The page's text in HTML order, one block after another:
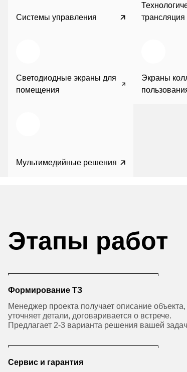
Системы управления
трансляция
Светодиодные экраны для
помещения
Экраны
Мультимедийные решения
Этапы работ
Формирование ТЗ
Менеджер проекта получает описание объекта,
уточняет детали, договаривается о встрече.
Предлагает 2-3 варианта решения вашей
Сервис и гарантия